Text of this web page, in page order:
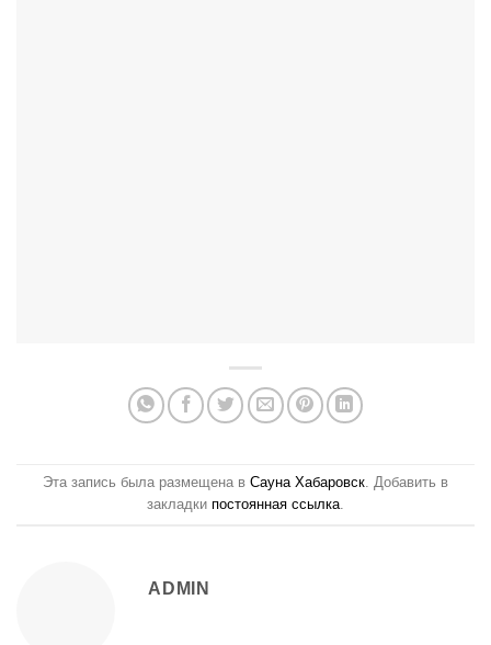
Эта запись была размещена в Сауна Хабаровск. Добавить в
закладки постоянная ссылка.
ADMIN